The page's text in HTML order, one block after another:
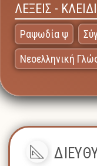
ΛΕΞΕΙΣ -
Ραψωδία ψ
Νεοελληνική